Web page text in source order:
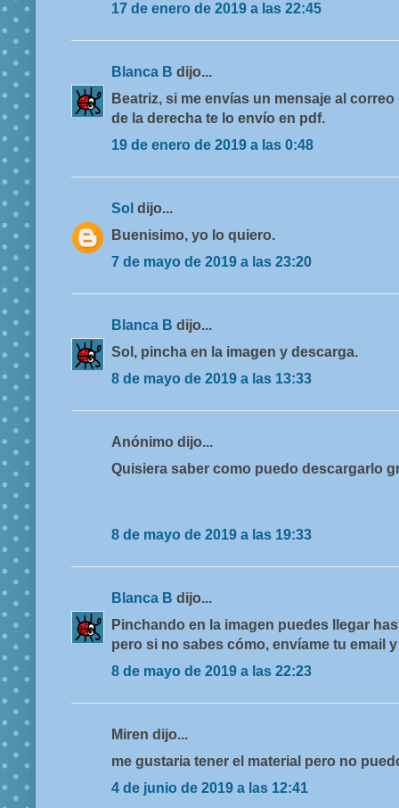
17 de enero de 2019 a las 22:45
Blanca B dijo...
Beatriz, si me envías un mensaje al
de la derecha te lo envío en pdf.
19 de enero de 2019 a las 0:48
Sol dijo...
Buenisimo, yo lo quiero.
7 de mayo de 2019 a las 23:20
Blanca B dijo...
Sol, pincha en la imagen y descarga.
8 de mayo de 2019 a las 13:33
Anónimo dijo...
Quisiera saber como puedo descargarlo
8 de mayo de 2019 a las 19:33
Blanca B dijo...
Pinchando en la imagen puedes llegar
pero si no sabes cómo, envíame tu email
8 de mayo de 2019 a las 22:23
Miren dijo...
me gustaria tener el material pero no
4 de junio de 2019 a las 12:41